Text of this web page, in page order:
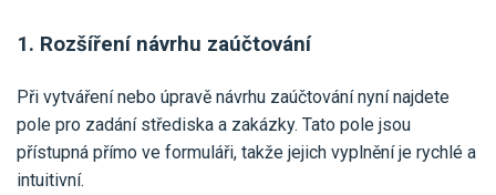
1. Rozšíření návrhu zaúčtování
Při vytváření nebo úpravě návrhu zaúčtování nyní najdete
pole pro zadání střediska a zakázky. Tato pole jsou
přístupná přímo ve formuláři, takže jejich vyplnění je rychlé a
intuitivní.